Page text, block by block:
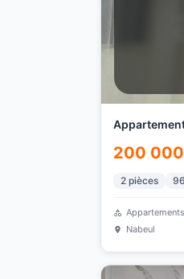
200 000
2 pièces 96
Nabeul